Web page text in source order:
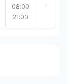
08:00
21:00
-